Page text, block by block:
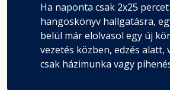
Ha naponta csak 2x25
hangoskönyv hallgatásra,
belül már elolvasol egy új
vezetés közben, edzés alatt,
csak házimunka vagy